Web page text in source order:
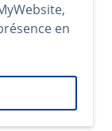
en